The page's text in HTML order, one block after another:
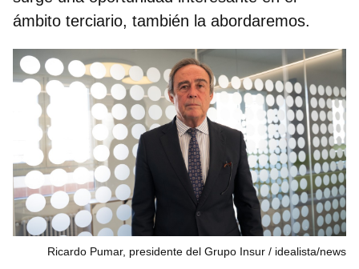
ámbito terciario, también la abordaremos.
Ricardo Pumar, presidente del Grupo Insur idealista/news